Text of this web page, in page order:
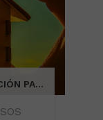
¿CUÁL ES LA MEJOR ORIENTACIÓN PARA COMPRAR TU VIVIENDA?